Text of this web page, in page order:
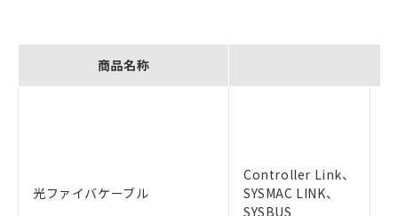
商品名称
光ファイバケーブル
Controller Link、
SYSMAC LINK、
SYSBUS